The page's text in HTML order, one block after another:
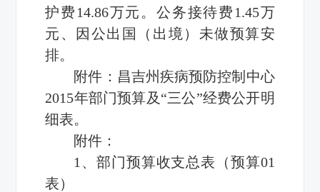
护费14.86万元。公务接待费1.45万
元、因公出国（出境）未做预算安
排。
附件：昌吉州疾病预防控制中心
2015年部门预算及 “三公”经费公开明
细表。
附件：
1、部门预算收支总表（预算01
表）